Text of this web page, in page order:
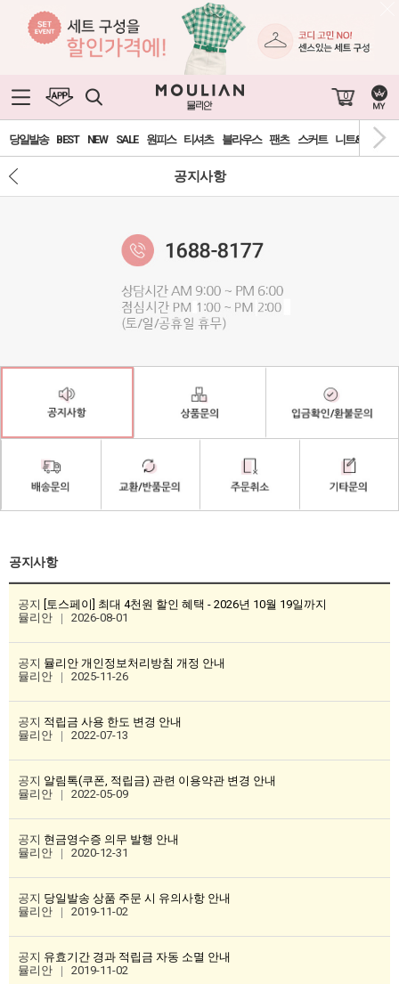
0
당일발송 BEST NEW SALE 원피스 티셔츠 블라우스 팬츠 스커트 니트&가디건
공지사항
공지사항
공지 [토스페이] 최대 4천원 할인 혜택 - 2026년 10월 19일까지
뮬리안
2026-08-01
공지 뮬리안 개인정보처리방침 개정 안내
뮬리안
2025-11-26
공지 적립금 사용 한도 변경 안내
뮬리안
2022-07-13
공지 알림톡(쿠폰, 적립금) 관련 이용약관 변경 안내
뮬리안
2022-05-09
공지 현금영수증 의무 발행 안내
뮬리안
2020-12-31
공지 당일발송 상품 주문 시 유의사항 안내
뮬리안
2019-11-02
공지 유효기간 경과 적립금 자동 소멸 안내
뮬리안
2019-11-02